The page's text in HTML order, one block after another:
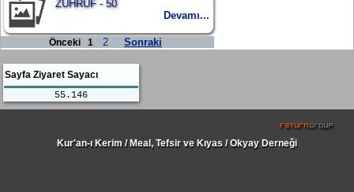
ZUHRÛF - 50
Devamı...
Önceki 1 2 Sonraki
Sayfa Ziyaret Sayacı
55.146
Kur'an-ı Kerim / Meal, Tefsir ve Kıyas / Okyay Derneği